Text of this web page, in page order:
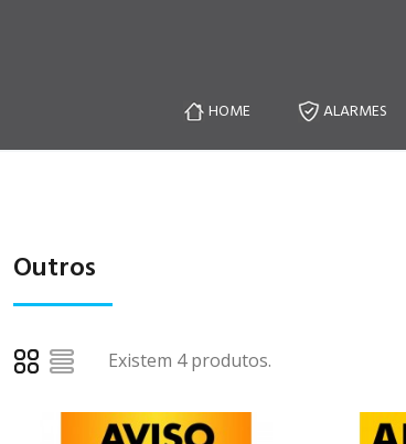
HOME ALARMES
Outros
Existem 4 produtos.